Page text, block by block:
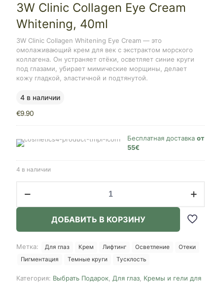
3W Clinic Collagen Eye Cream
Whitening, 40ml
3W Clinic Collagen Whitening Eye Cream — это
омолаживающий крем для век с экстрактом морского
коллагена. Он устраняет отёки, осветляет синие круги
под глазами, убирает мимические морщины, делает
кожу гладкой, эластичной и подтянутой.
4 в наличии
€9.90
Бесплатная доставка от
55€
4 в наличии
товара
Eye
Whitening,
40ml
ДОБАВИТЬ В КОРЗИНУ
Метка: Для глаз Крем Лифтинг Осветление
Отеки
Пигментация
Темные круги Тусклость
Категория: Выбрать Подарок Для глаз Кремы и гели для